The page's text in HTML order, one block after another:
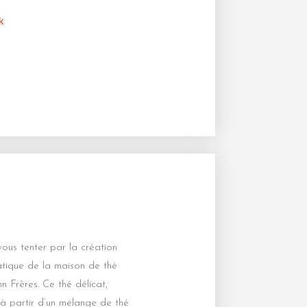
tenter par la création
de la maison de thé
Frères. Ce thé délicat,
partir d’un mélange de thé